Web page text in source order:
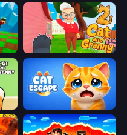
Cat and Granny 2